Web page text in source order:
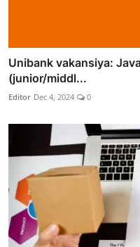
Unibank vakansiya:
(junior/middl...
Editor Dec 4, 2024 0